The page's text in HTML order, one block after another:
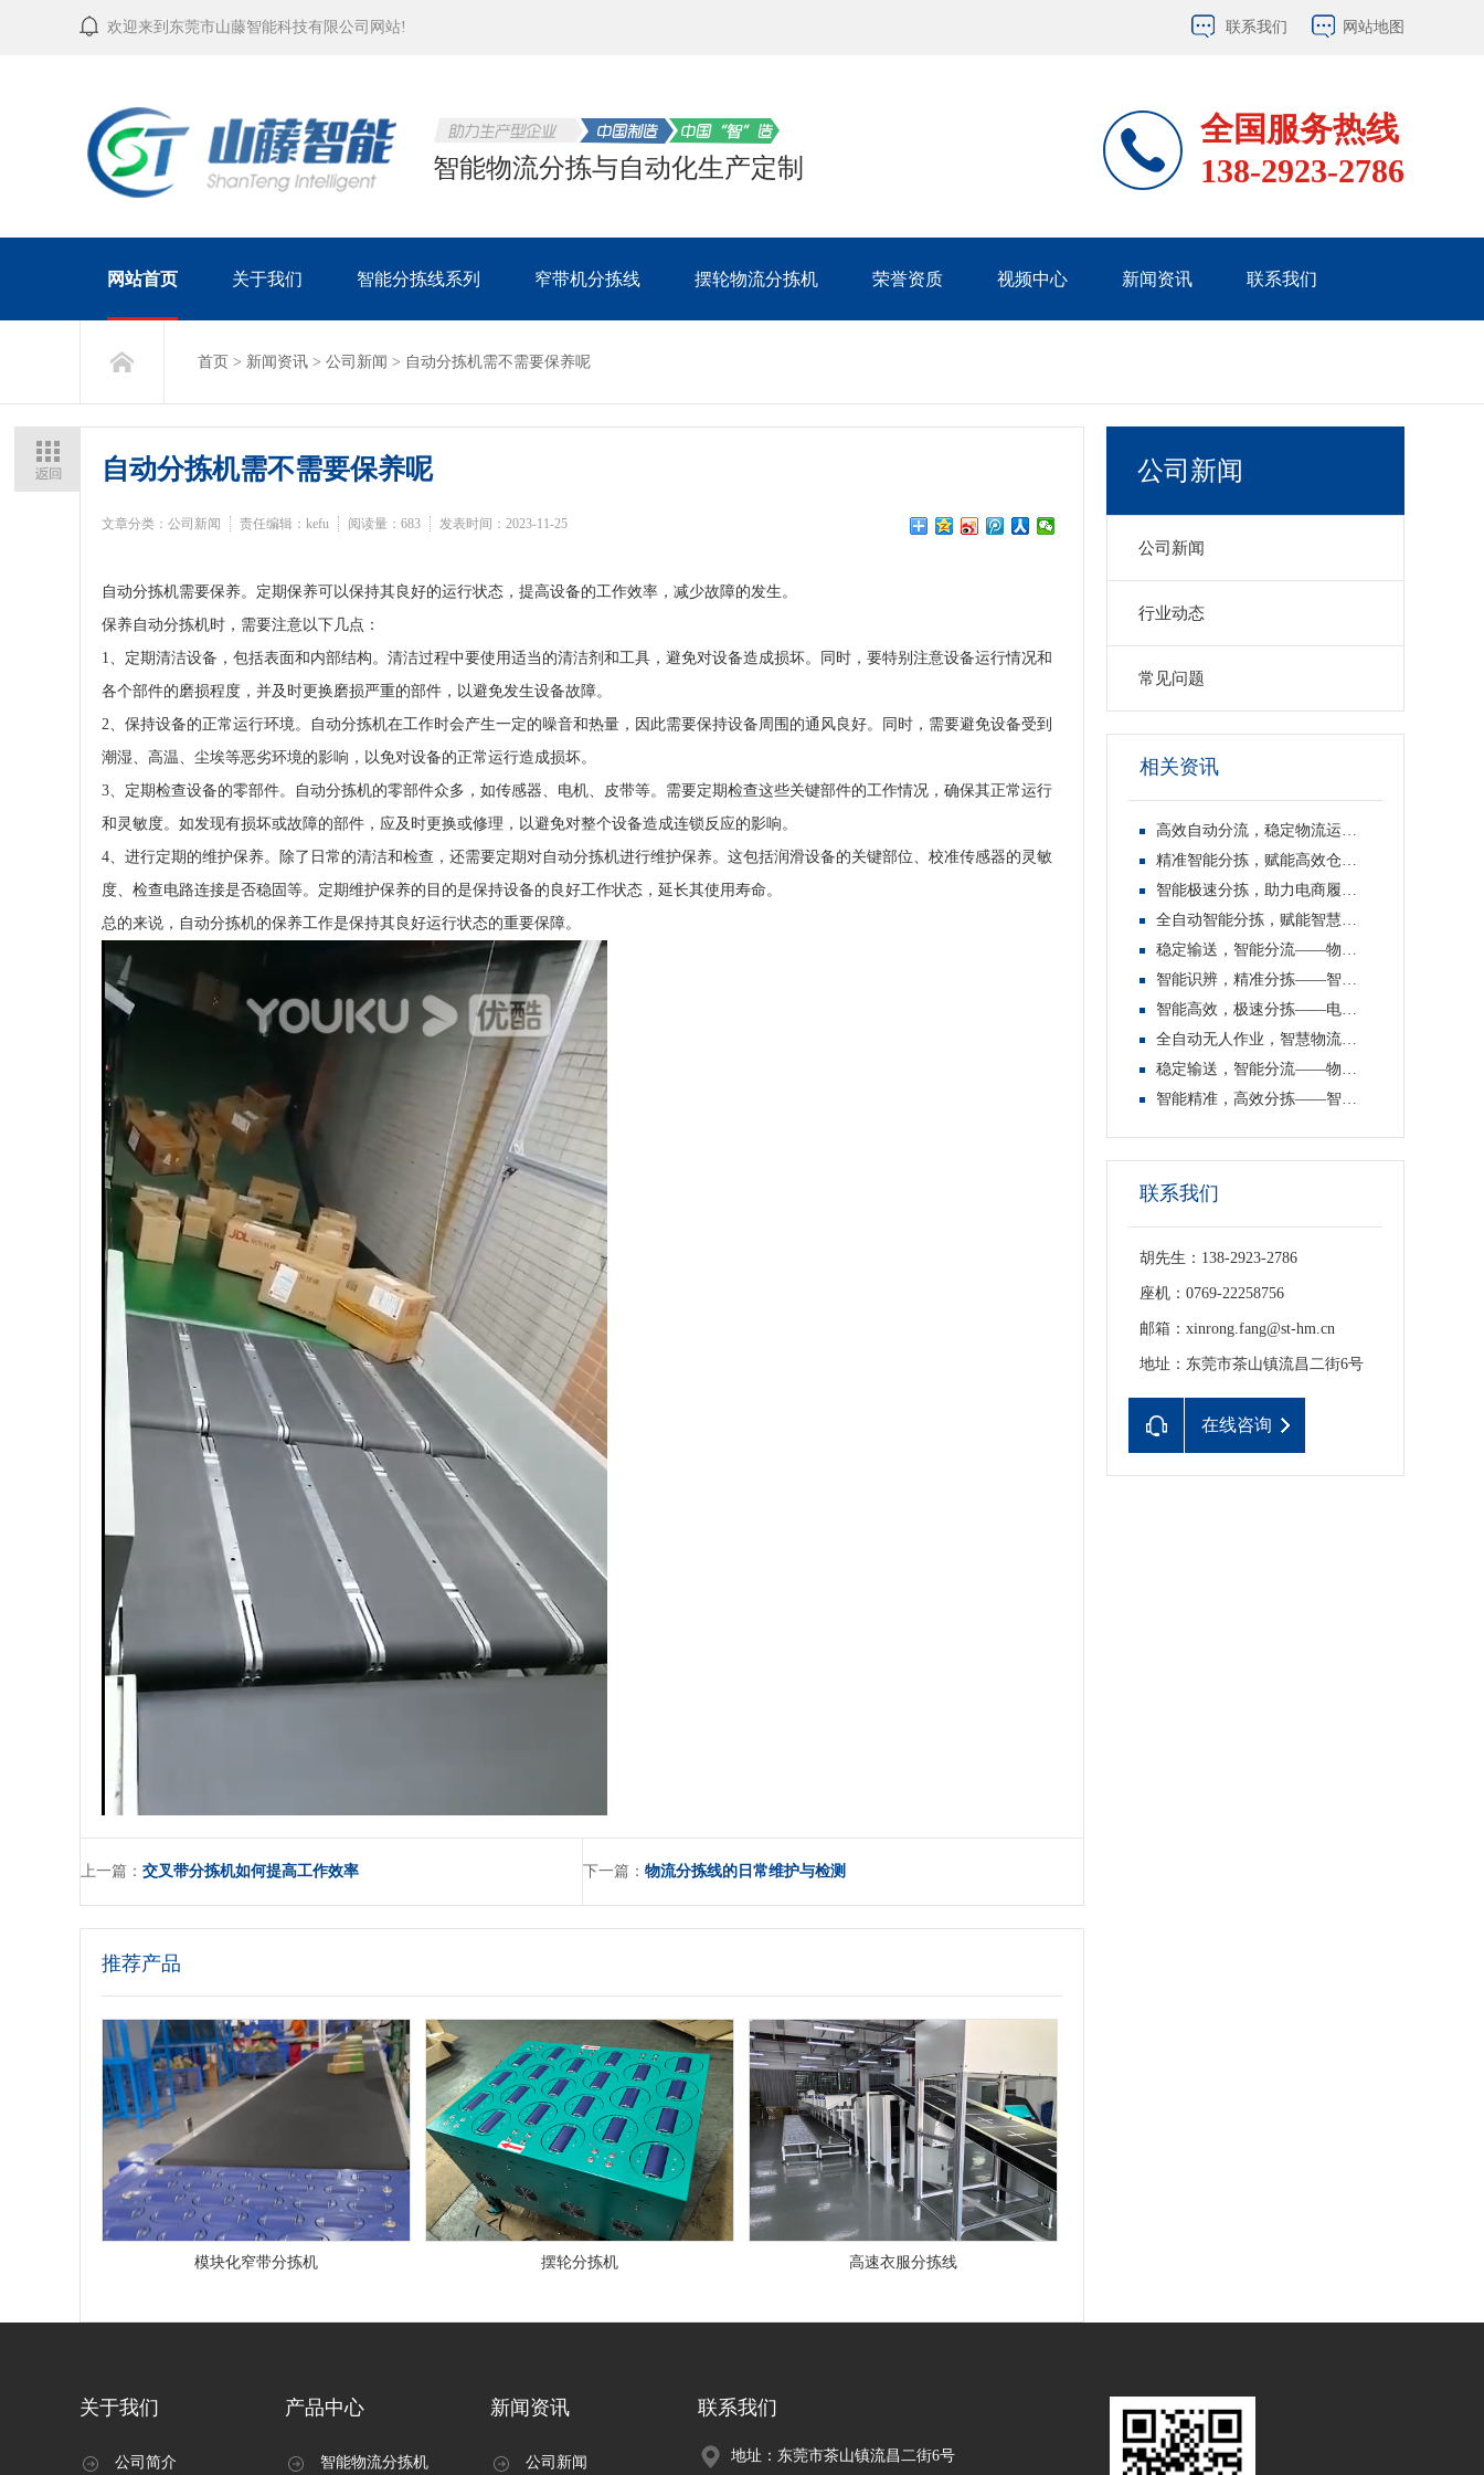
欢迎来到东莞市山藤智能科技有限公司网站! 联系我们 网站地图
智能物流分拣与自动化生产定制
全国服务热线
138-2923-2786
网站首页 关于我们 智能分拣线系列 窄带机分拣线 摆轮物流分拣机 荣誉资质 视频中心 新闻资讯 联系我们
首页 > 新闻资讯 > 公司新闻 > 自动分拣机需不需要保养呢
自动分拣机需不需要保养呢
文章分类：公司新闻 责任编辑：kefu 阅读量：683 发表时间：2023-11-25
自动分拣机需要保养。定期保养可以保持其良好的运行状态，提高设备的工作效率，减少故障的发生。
保养自动分拣机时，需要注意以下几点：
1、定期清洁设备，包括表面和内部结构。清洁过程中要使用适当的清洁剂和工具，避免对设备造成损坏。同时，要特别注意设备运行情况和
各个部件的磨损程度，并及时更换磨损严重的部件，以避免发生设备故障。
2、保持设备的正常运行环境。自动分拣机在工作时会产生一定的噪音和热量，因此需要保持设备周围的通风良好。同时，需要避免设备受到
潮湿、高温、尘埃等恶劣环境的影响，以免对设备的正常运行造成损坏。
3、定期检查设备的零部件。自动分拣机的零部件众多，如传感器、电机、皮带等。需要定期检查这些关键部件的工作情况，确保其正常运行
和灵敏度。如发现有损坏或故障的部件，应及时更换或修理，以避免对整个设备造成连锁反应的影响。
4、进行定期的维护保养。除了日常的清洁和检查，还需要定期对自动分拣机进行维护保养。这包括润滑设备的关键部位、校准传感器的灵敏
度、检查电路连接是否稳固等。定期维护保养的目的是保持设备的良好工作状态，延长其使用寿命。
总的来说，自动分拣机的保养工作是保持其良好运行状态的重要保障。
上一篇： 交叉带分拣机如何提高工作效率 下一篇： 物流分拣线的日常维护与检测
推荐产品
模块化窄带分拣机 摆轮分拣机 高速衣服分拣线
公司新闻
公司新闻
行业动态
常见问题
相关资讯
高效自动分流，稳定物流运转——物流分拣线
精准智能分拣，赋能高效仓储——智能分拣线
智能极速分拣，助力电商履约——电商快递分拣线
全自动智能分拣，赋能智慧物流——物流自动分拣线
稳定输送，智能分流——物流分拣线
智能识辨，精准分拣——智能分拣线
智能高效，极速分拣——电商快递分拣线
全自动无人作业，智慧物流新标配——物流自动分拣线
稳定输送，智能分流——物流分拣线
智能精准，高效分拣——智能分拣线
联系我们
胡先生：138-2923-2786
座机：0769-22258756
邮箱：xinrong.fang@st-hm.cn
地址：东莞市茶山镇流昌二街6号
在线咨询
关于我们
公司简介
产品中心
智能物流分拣机
新闻资讯
公司新闻
联系我们
地址：东莞市茶山镇流昌二街6号